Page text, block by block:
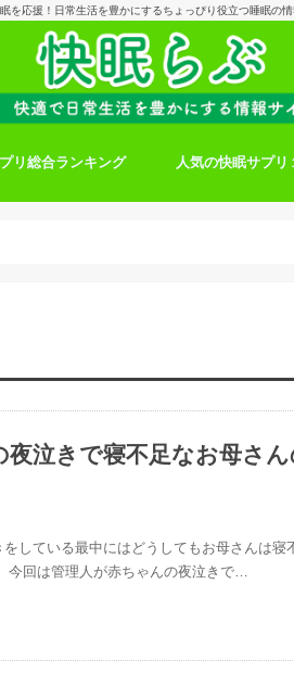
を応援！日常生活を豊かにするちょっぴり役立つ睡眠の情
リ総合ランキング 人気の快眠サプリ
夜泣きで寝不足なお母さん
している最中にはどうしてもお母さんは寝
今回は管理人が赤ちゃんの夜泣きで…